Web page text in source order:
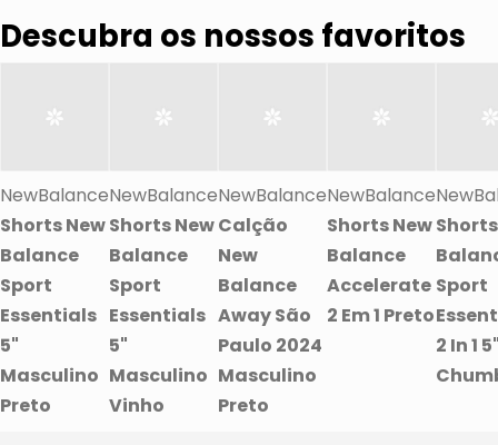
Descubra os nossos favoritos
NewBalance
Shorts New
Balance
Sport
Essentials
5"
Masculino
Preto
NewBalance
Shorts New
Balance
Sport
Essentials
5"
Masculino
Vinho
NewBalance
Calção
New
Balance
Away São
Paulo 2024
Masculino
Preto
NewBalance
Shorts New
Balance
Accelerate
2 Em 1 Preto
Sport
2 In 1